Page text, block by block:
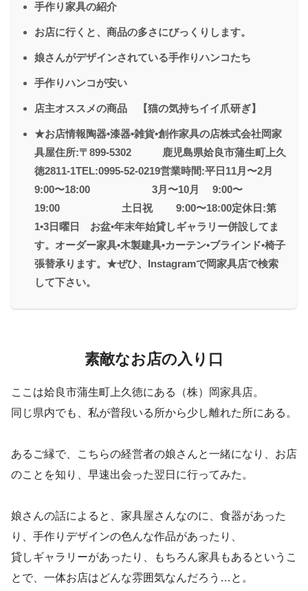
手作り家具の紹介
お店に行くと、商品の多さにびっくりします。
娘さんがデザインされている手作りハンコたち
手作りハンコが安い
店主オススメの商品 【猫の気持ちイイ爪研ぎ】
★お店情報陶器•漆器•雑貨•創作家具の店株式会社岡家
具屋住所:〒899-5302 鹿児島県姶良市蒲生町上久
徳2811-1TEL:0995-52-0219営業時間:平日11月〜2月
9:00〜18:00 3月〜10月 9:00〜
19:00 土日祝 9:00〜18:00定休日:第
1•3日曜日 お盆•年末年始貸しギャラリー併設してま
す。オーダー家具•木製建具•カーテン•ブラインド•椅子
張替承ります。★ぜひ、Instagramで岡家具店で検索
して下さい。
素敵なお店の入り口
ここは姶良市蒲生町上久徳にある（株）岡家具店。
同じ県内でも、私が普段いる所から少し離れた所にある。
あるご縁で、こちらの経営者の娘さんと一緒になり、お店
のことを知り、早速出会った翌日に行ってみた。
娘さんの話によると、家具屋さんなのに、食器があった
り、手作りデザインの色んな作品があったり、
貸しギャラリーがあったり、もちろん家具もあるというこ
とで、一体お店はどんな雰囲気なんだろう…と。